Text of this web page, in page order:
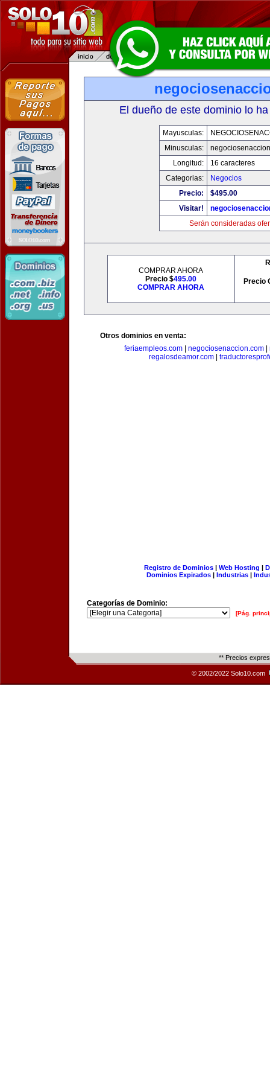
El dueño de este dominio lo
Mayusculas:
Minusculas:
Longitud:
16 caracteres
Categorias:
Negocios
Precio:
$495.00
Visitar!
Serán consideradas
COMPRAR AHORA
Precio $495.00
COMPRAR AHORA
Precio
Otros dominios en venta:
feriaempleos.com
negociosenaccion.com
regalosdeamor.com
Registro de Dominios| Web Hosting |
Dominios Expirados | Industrias |
Categorías de Dominio:
[Pág.
** Precios
© 2002/2022 Solo10.com